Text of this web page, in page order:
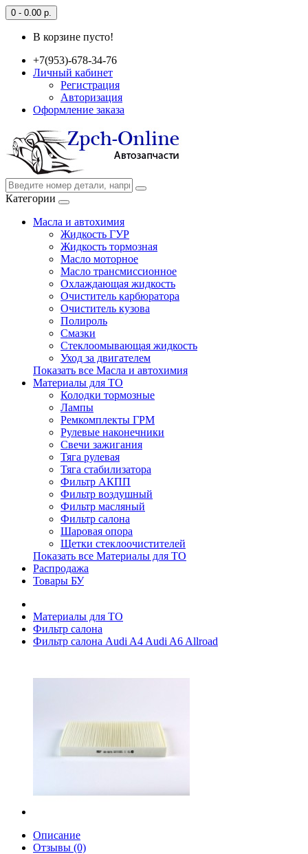
0 - 0.00 р.
В корзине пусто!
+7(953)-678-34-76
Личный кабинет
Регистрация
Авторизация
Оформление заказа
Категории
Масла и автохимия
Жидкость ГУР
Жидкость тормозная
Масло моторное
Масло трансмиссионное
Охлаждающая жидкость
Очиститель карбюратора
Очиститель кузова
Полироль
Смазки
Стеклоомывающая жидкость
Уход за двигателем
Показать все Масла и автохимия
Материалы для ТО
Колодки тормозные
Лампы
Ремкомплекты ГРМ
Рулевые наконечники
Свечи зажигания
Тяга рулевая
Тяга стабилизатора
Фильтр АКПП
Фильтр воздушный
Фильтр масляный
Фильтр салона
Шаровая опора
Щетки стеклоочистителей
Показать все Материалы для ТО
Распродажа
Товары БУ
Материалы для ТО
Фильтр салона
Фильтр салона Audi A4 Audi A6 Allroad
Описание
Отзывы (0)